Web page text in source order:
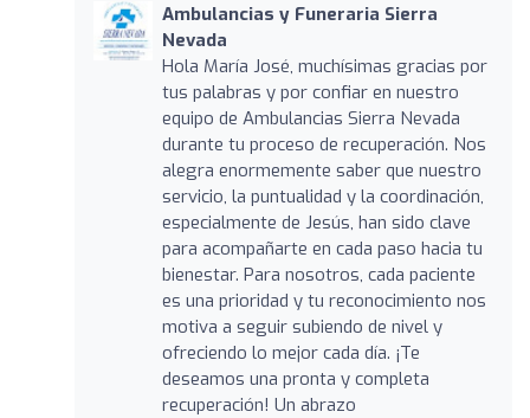
Ambulancias y Funeraria Sierra
Nevada
Hola María José, muchísimas gracias por
tus palabras y por confiar en nuestro
equipo de Ambulancias Sierra Nevada
durante tu proceso de recuperación. Nos
alegra enormemente saber que nuestro
servicio, la puntualidad y la coordinación,
especialmente de Jesús, han sido clave
para acompañarte en cada paso hacia tu
bienestar. Para nosotros, cada paciente
es una prioridad y tu reconocimiento nos
motiva a seguir subiendo de nivel y
ofreciendo lo mejor cada día. ¡Te
deseamos una pronta y completa
recuperación! Un abrazo